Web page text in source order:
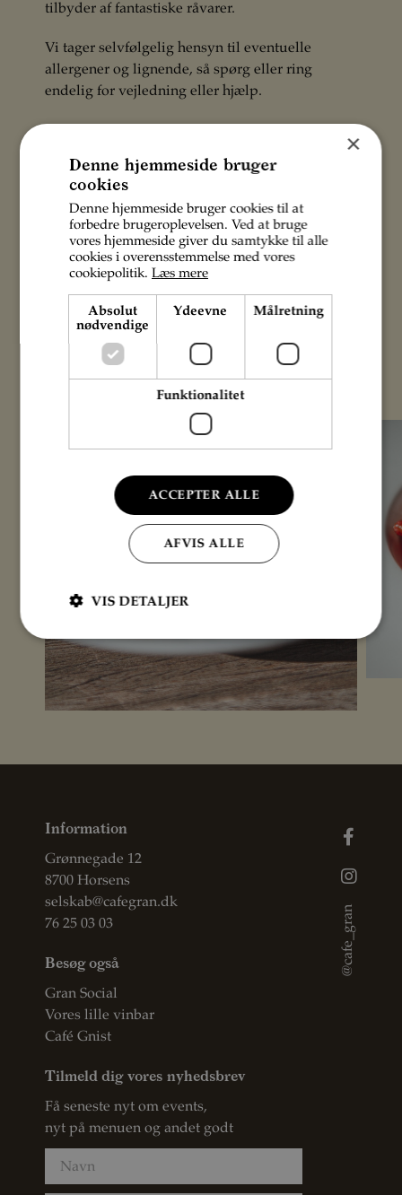
tilbyder af fantastiske råvarer.
Vi tager selvfølgelig hensyn til eventuelle
allergener og lignende, så spørg eller ring
endelig for vejledning eller hjælp.
GRANs Weekendbrunch
Menukort
Drikkevarer
Cocktails
English menu
Information
Grønnegade 12
8700 Horsens
selskab@cafegran.dk
76 25 03 03
Besøg også
Gran Social
Vores lille vinbar
Café Gnist
Tilmeld dig vores nyhedsbrev
Få seneste nyt om events,
nyt på menuen og andet godt
@cafe_gran
×
Denne hjemmeside bruger
cookies
Denne hjemmeside bruger cookies til at
forbedre brugeroplevelsen. Ved at bruge
vores hjemmeside giver du samtykke til alle
cookies i overensstemmelse med vores
cookiepolitik.Læs mere
Absolut
nødvendige
Ydeevne Målretning
Funktionalitet
ACCEPTER ALLE
AFVIS ALLE
VIS DETALJER